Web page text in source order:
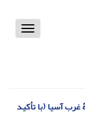
Toggle
آسیا (با تأکید